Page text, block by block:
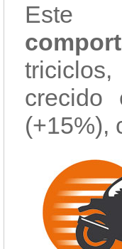
Este
crecido
(+15%),